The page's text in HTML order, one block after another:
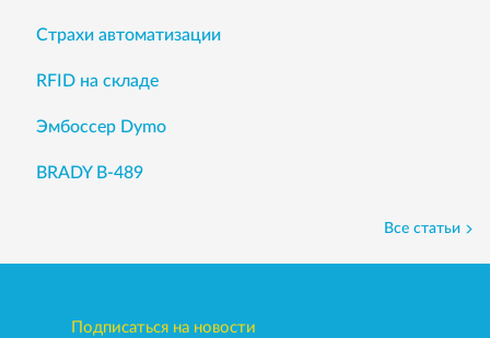
Страхи автоматизации
RFID на складе
Эмбоссер Dymo
BRADY B-489
Все статьи
Подписаться на новости